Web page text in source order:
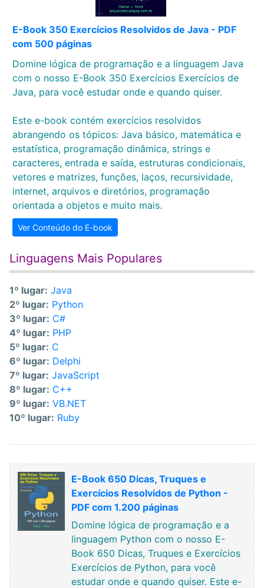
E-Book 350 Exercícios Resolvidos de Java - PDF
com 500 páginas
Domine lógica de programação e a linguagem Java
com o nosso E-Book 350 Exercícios Exercícios de
Java, para você estudar onde e quando quiser.
Este e-book contém exercícios resolvidos
abrangendo os tópicos: Java básico, matemática e
estatística, programação dinâmica, strings e
caracteres, entrada e saída, estruturas condicionais,
vetores e matrizes, funções, laços, recursividade,
internet, arquivos e diretórios, programação
orientada a objetos e muito mais.
Ver Conteúdo do E-book
Linguagens Mais Populares
1º lugar: Java
2º lugar: Python
3º lugar: C#
4º lugar: PHP
5º lugar: C
6º lugar: Delphi
7º lugar: JavaScript
8º lugar: C++
9º lugar: VB.NET
10º lugar: Ruby
E-Book 650 Dicas, Truques e
Exercícios Resolvidos de Python -
PDF com 1.200 páginas
Domine lógica de programação e a
linguagem Python com o nosso E-
Book 650 Dicas, Truques e Exercícios
Exercícios de Python, para você
estudar onde e quando quiser. Este e-